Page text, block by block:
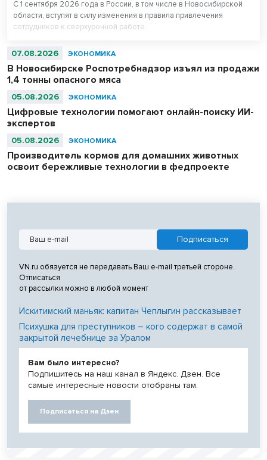
С 1 сентября 2026 года в России, в том числе в Новосибирской
области, вступят в силу изменения в правила привлечения
сотрудников к сверхурочной работе.
07.08.2026 ЭКОНОМИКА
В Новосибирске Роспотребнадзор изъял из продажи
1,4 тонны опасного мяса
05.08.2026 ЭКОНОМИКА
Цифровые технологии помогают онлайн-поиску ИИ-
экспертов
05.08.2026 ЭКОНОМИКА
Производитель кормов для домашних животных
освоит бережливые технологии в федпроекте
VN.ru обязуется не передавать Ваш e-mail третьей стороне.
Отписаться
от рассылки можно в любой момент
Искитимский маньяк: капитан Чеплыгин рассказывает
Психушка для преступников – кого содержат в самой
закрытой лечебнице за Уралом
Вам было интересно?
Подпишитесь на наш канал в Яндекс. Дзен. Все
самые интересные новости отобраны там.
Подписаться на Дзен